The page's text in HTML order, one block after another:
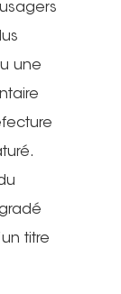
une
titre